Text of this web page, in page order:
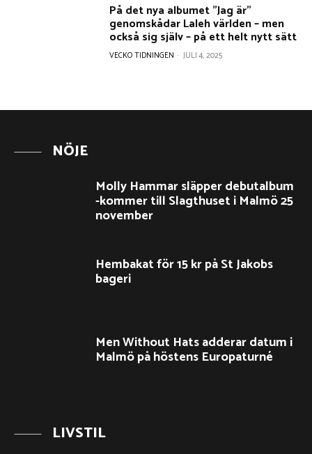
På det nya albumet ”Jag är”
genomskådar Laleh världen – men
också sig själv – på ett helt nytt sätt
VECKO TIDNINGEN - JULI 4, 2025
NÖJE
Molly Hammar släpper debutalbum
-kommer till Slagthuset i Malmö 25
november
Hembakat för 15 kr på St Jakobs
bageri
Men Without Hats adderar datum i
Malmö på höstens Europaturné
LIVSTIL